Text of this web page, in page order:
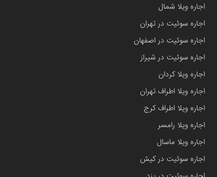
اجاره ویلا شمال
اجاره سوئیت در تهران
اجاره سوئیت در اصفهان
اجاره سوئیت در شیراز
اجاره ویلا کردان
اجاره ویلا اطراف تهران
اجاره ویلا اطراف کرج
اجاره ویلا رامسر
اجاره ویلا ماسال
اجاره سوئیت در کیش